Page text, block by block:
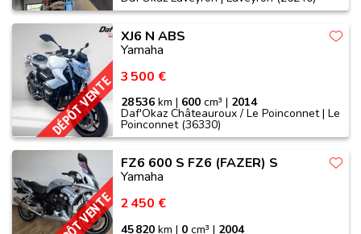
DÉPÔT VENTE
XJ6 N ABS
Yamaha
3 500 €
28 536 km | 600 cm³ | 2014
Daf'Okaz Châteauroux / Le Poinconnet | Le
Poinconnet (36330)
FZ6 600 S FZ6 (FAZER) S
Yamaha
2 450 €
45 820 km | 0 cm³ | 2004